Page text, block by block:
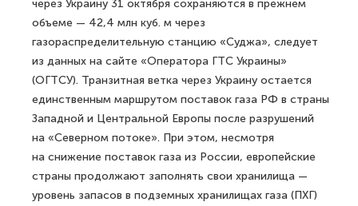
через Украину 31 октября сохраняются в прежнем
объеме — 42,4 млн куб. м через
газораспределительную станцию «Суджа», следует
из данных на сайте «Оператора ГТС Украины»
(ОГТСУ). Транзитная ветка через Украину остается
единственным маршрутом поставок газа РФ в страны
Западной и Центральной Европы после разрушений
на «Северном потоке». При этом, несмотря
на снижение поставок газа из России, европейские
страны продолжают заполнять свои хранилища —
уровень запасов в подземных хранилищах газа (ПХГ)